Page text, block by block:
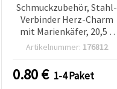
Schmuckzubehör, Stahl-
Verbinder Herz-Charm
mit Marienkäfer, 20,5 x
13,5 x 1 mm, Loch 1,5 mm,
Artikelnummer: 176812
0.80€ 1-4 Paket